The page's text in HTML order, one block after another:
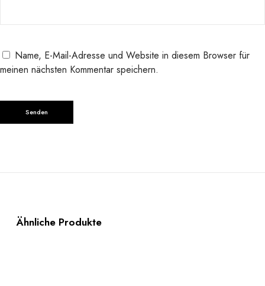
Name, E-Mail-Adresse und Website in diesem Browser für
meinen nächsten Kommentar speichern.
Ähnliche Produkte